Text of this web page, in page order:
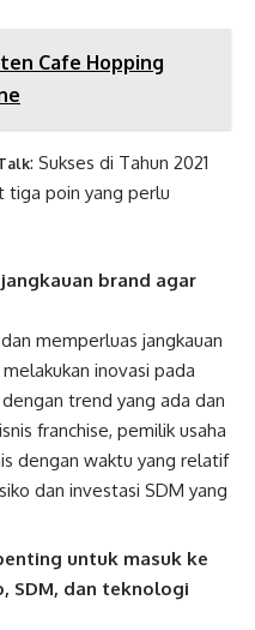
Cafe Hopping
: Sukses di Tahun 2021
tiga poin yang perlu
brand agar
memperluas jangkauan
inovasi pada
trend yang ada dan
franchise, pemilik usaha
dengan waktu yang relatif
dan investasi SDM yang
untuk masuk ke
SDM, dan teknologi